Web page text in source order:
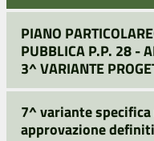
PIANO
PUBBLICA P.P. 28 -
3^ VARIANTE
7^ variante
approvazione